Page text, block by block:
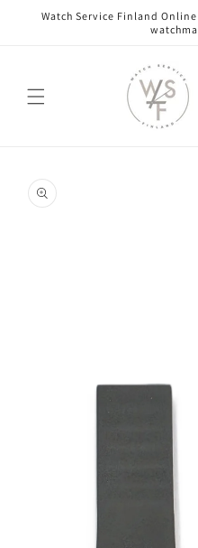
Skip to
Watch Service Finland
product
information